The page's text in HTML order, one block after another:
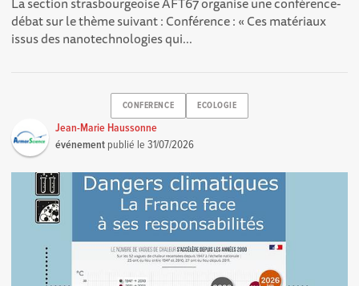
débat sur le thème suivant : Conférence : « Ces matériaux
issus des nanotechnologies qui...
CONFERENCE ECOLOGIE
Jean-Marie Haussonne
événement publié le31/07/2026